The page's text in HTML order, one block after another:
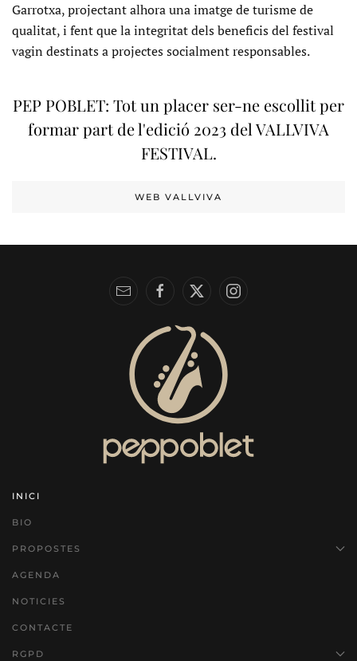
Garrotxa, projectant alhora una imatge de turisme de
qualitat, i fent que la integritat dels beneficis del festival
vagin destinats a projectes socialment responsables.
PEP POBLET: Tot un placer ser-ne escollit per
formar part de l'edició 2023 del VALLVIVA
FESTIVAL.
WEB VALLVIVA
INICI
BIO
PROPOSTES
AGENDA
NOTICIES
CONTACTE
RGPD